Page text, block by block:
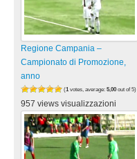
Regione Campania –
Campionato di Promozione,
anno
(1 votes, average: 5,00 out of 5)
957 views visualizzazioni